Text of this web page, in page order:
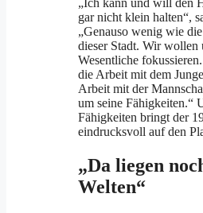
„Ich kann und will den
gar nicht klein halten“,
„Genauso wenig wie
dieser Stadt. Wir wollen
Wesentliche
die Arbeit mit dem
Arbeit mit der
um seine Fähigkeiten.“
Fähigkeiten bringt der
eindrucksvoll auf den
„Da liegen
Welten“